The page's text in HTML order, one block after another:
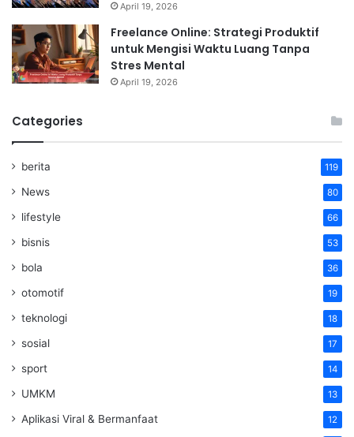
April 19, 2026
Freelance Online: Strategi Produktif
untuk Mengisi Waktu Luang Tanpa
Stres Mental
April 19, 2026
Categories
berita 119
News 80
lifestyle 66
bisnis 53
bola 36
otomotif 19
teknologi 18
sosial 17
sport 14
UMKM 13
Aplikasi Viral & Bermanfaat 12